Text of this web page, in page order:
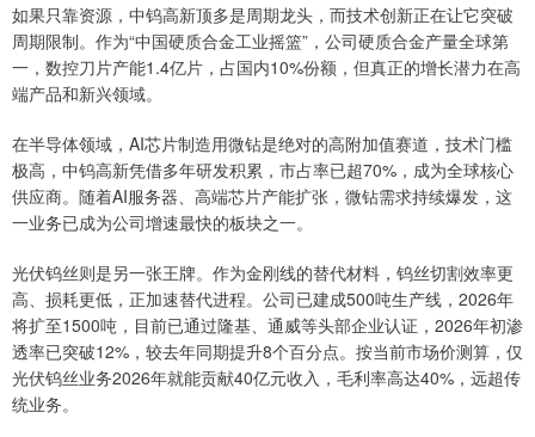
如果只靠资源，中钨高新顶多是周期龙头，而技术创新正在让它突破
周期限制。作为“中国硬质合金工业摇篮”，公司硬质合金产量全球第
一，数控刀片产能1.4亿片，占国内10%份额，但真正的增长潜力在高
端产品和新兴领域。
在半导体领域，AI芯片制造用微钻是绝对的高附加值赛道，技术门槛
极高，中钨高新凭借多年研发积累，市占率已超70%，成为全球核心
供应商。随着AI服务器、高端芯片产能扩张，微钻需求持续爆发，这
一业务已成为公司增速最快的板块之一。
光伏钨丝则是另一张王牌。作为金刚线的替代材料，钨丝切割效率更
高、损耗更低，正加速替代进程。公司已建成500吨生产线，2026年
将扩至1500吨，目前已通过隆基、通威等头部企业认证，2026年初渗
透率已突破12%，较去年同期提升8个百分点。按当前市场价测算，仅
光伏钨丝业务2026年就能贡献40亿元收入，毛利率高达40%，远超传
统业务。